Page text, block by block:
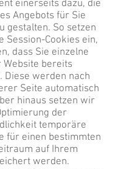
einerseits dazu, die
Angebots für Sie
gestalten. So setzen
Session-Cookies ein,
dass Sie einzelne
Website bereits
Diese werden nach
Seite automatisch
hinaus setzen wir
der
temporäre
für einen bestimmten
auf Ihrem
werden.